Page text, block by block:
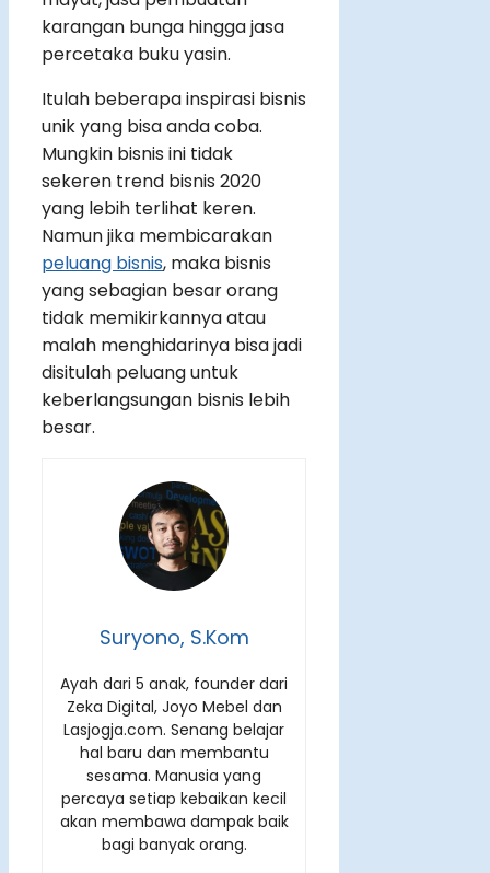
karangan bunga hingga jasa
percetaka buku yasin.
Itulah beberapa inspirasi bisnis
unik yang bisa anda coba.
Mungkin bisnis ini tidak
sekeren trend bisnis 2020
yang lebih terlihat keren.
Namun jika membicarakan
peluang bisnis, maka bisnis
yang sebagian besar orang
tidak memikirkannya atau
malah menghidarinya bisa jadi
disitulah peluang untuk
keberlangsungan bisnis lebih
besar.
Suryono, S.Kom
Ayah dari 5 anak, founder dari
Zeka Digital, Joyo Mebel dan
Lasjogja.com. Senang belajar
hal baru dan membantu
sesama. Manusia yang
percaya setiap kebaikan kecil
akan membawa dampak baik
bagi banyak orang.